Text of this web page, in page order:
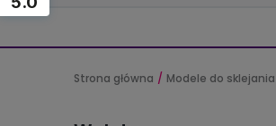
Strona główna Modele do sklejania